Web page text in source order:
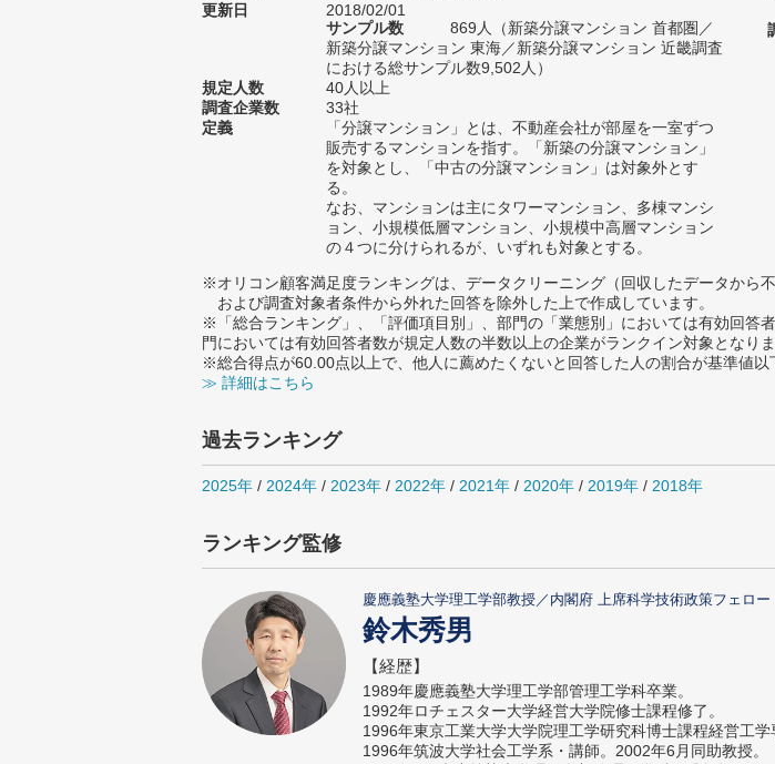
更新日
2018/02/01
サンプル数
869人（新築分譲マンション 首都圏／
新築分譲マンション 東海／新築分譲マンション 近畿調査
における総サンプル数9,502人）
規定人数
40人以上
調査企業数
33社
定義
「分譲マンション」とは、不動産会社が部屋を一室ずつ
販売するマンションを指す。「新築の分譲マンション」
を対象とし、「中古の分譲マンション」は対象外とす
る。
なお、マンションは主にタワーマンション、多棟マンシ
ョン、小規模低層マンション、小規模中高層マンション
の４つに分けられるが、いずれも対象とする。
※オリコン顧客満足度ランキングは、データクリーニング（回収したデータから不
および調査対象者条件から外れた回答を除外した上で作成しています。
※「総合ランキング」、「評価項目別」、部門の「業態別」においては有効回答
門においては有効回答者数が規定人数の半数以上の企業がランクイン対象となりま
※総合得点が60.00点以上で、他人に薦めたくないと回答した人の割合が基準値以
≫ 詳細はこちら
過去ランキング
2025年 / 2024年 / 2023年 / 2022年 / 2021年 / 2020年 / 2019年 / 2018年
ランキング監修
慶應義塾大学理工学部教授／内閣府 上席科学技術政策フェロー
鈴木秀男
【経歴】
1989年慶應義塾大学理工学部管理工学科卒業。
1992年ロチェスター大学経営大学院修士課程修了。
1996年東京工業大学大学院理工学研究科博士課程経営工学
1996年筑波大学社会工学系・講師。2002年6月同助教授。